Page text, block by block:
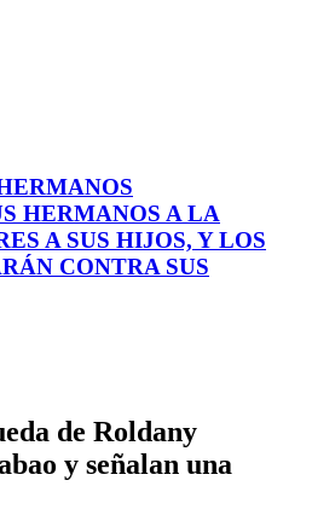
HERMANOS A LA
A SUS HIJOS, Y LOS
CONTRA SUS
de Roldany
y señalan una